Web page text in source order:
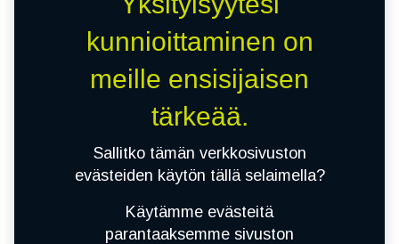
kunnioittaminen on
meille ensisijaisen
tärkeää.
Sallitko tämän verkkosivuston
evästeiden käytön tällä selaimella?
Käytämme evästeitä
parantaaksemme sivuston